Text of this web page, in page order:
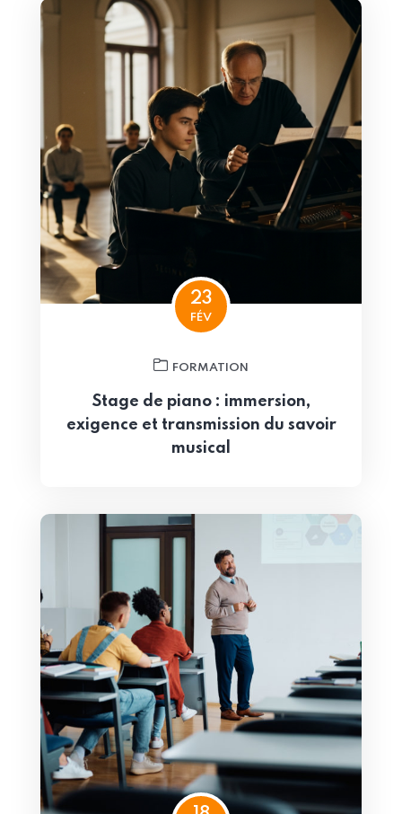
23
FÉV
FORMATION
Stage de piano : immersion,
exigence et transmission du savoir
musical